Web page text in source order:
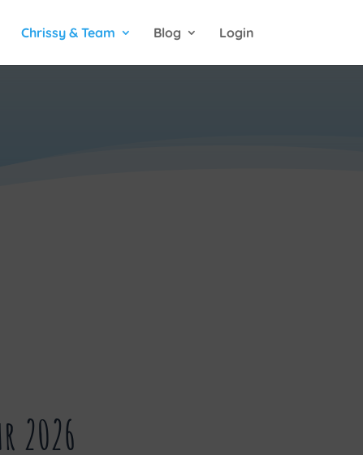
Chrissy & Team Blog Login
2026